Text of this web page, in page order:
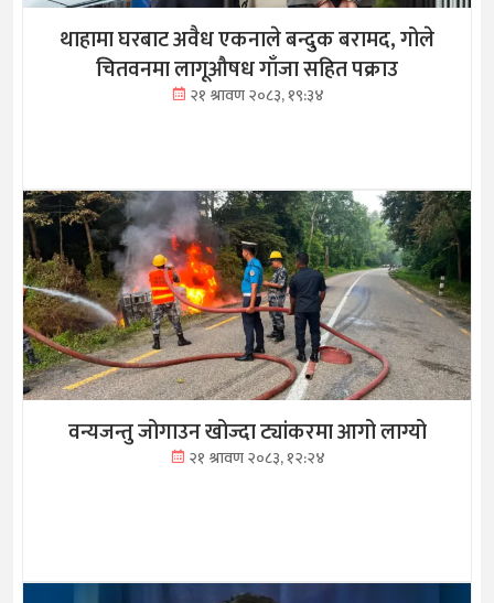
थाहामा घरबाट अवैध एकनाले बन्दुक बरामद, गोले
चितवनमा लागूऔषध गाँजा सहित पक्राउ
२१ श्रावण २०८३, १९:३४
वन्यजन्तु जोगाउन खोज्दा ट्यांकरमा आगो लाग्यो
२१ श्रावण २०८३, १२:२४